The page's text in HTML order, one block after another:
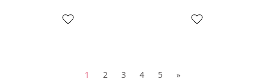
1 2 3 4 5 »